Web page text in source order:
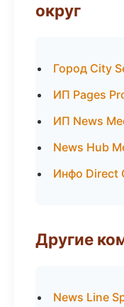
округ
Город City
ИП Pages
ИП News
News Hub
Инфо Direct
Другие
News Line